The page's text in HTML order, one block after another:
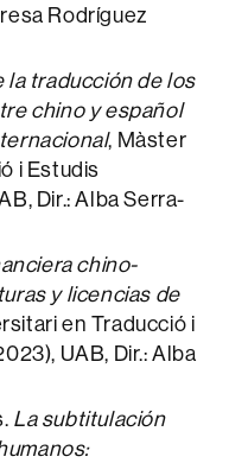
Rodríguez
la traducción de los
chino y español
, Màster
i Estudis
Dir.: Alba Serra-
chino-
y licencias de
en Traducció i
UAB, Dir.: Alba
La subtitulación